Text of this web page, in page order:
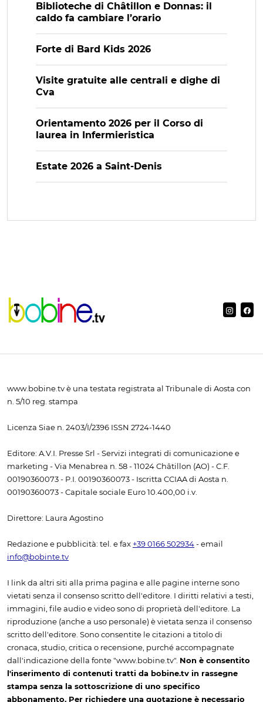
Biblioteche di Châtillon e Donnas: il
caldo fa cambiare l’orario
Forte di Bard Kids 2026
Visite gratuite alle centrali e dighe di
Cva
Orientamento 2026 per il Corso di
laurea in Infermieristica
Estate 2026 a Saint-Denis
www.bobine.tv è una testata registrata al Tribunale di Aosta con
n. 5/10 reg. stampa
Licenza Siae n. 2403/I/2396 ISSN 2724-1440
Editore: A.V.I. Presse Srl - Servizi integrati di comunicazione e
marketing - Via Menabrea n. 58 - 11024 Châtillon (AO) - C.F.
00190360073 - P.I. 00190360073 - Iscritta CCIAA di Aosta n.
00190360073 - Capitale sociale Euro 10.400,00 i.v.
Direttore: Laura Agostino
Redazione e pubblicità: tel. e fax +39 0166 502934 - email
info@bobinte.tv
I link da altri siti alla prima pagina e alle pagine interne sono
vietati senza il consenso scritto dell'editore. I diritti relativi a testi,
immagini, file audio e video sono di proprietà dell'editore. La
riproduzione (anche a uso personale) è vietata senza il consenso
scritto dell'editore. Sono consentite le citazioni a titolo di
cronaca, studio, critica o recensione, purché accompagnate
dall'indicazione della fonte "www.bobine.tv". Non è consentito
l'inserimento di contenuti tratti da bobine.tv in rassegne
stampa senza la sottoscrizione di uno specifico
abbonamento. Per richiedere una quotazione è necessario